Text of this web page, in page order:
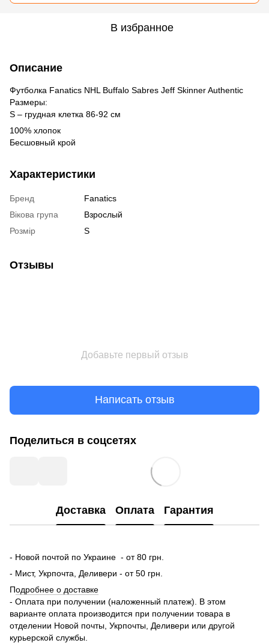
В избранное
Описание
Футболка Fanatics NHL Buffalo Sabres Jeff Skinner Authentic
Размеры:
S – грудная клетка 86-92 см
100% хлопок
Бесшовный крой
Характеристики
Бренд
Fanatics
Вікова група
Взрослый
Розмір
S
Отзывы
Добавьте первый отзыв
Написать отзыв
Поделиться в соцсетях
Доставка Оплата Гарантия
- Новой почтой по Украине - от 80 грн.
- Мист, Укрпочта, Деливери - от 50 грн.
Подробнее о доставке
- Оплата при получении (наложенный платеж). В этом
варианте оплата производится при получении товара в
отделении Новой почты, Укрпочты, Деливери или другой
курьерской службы.